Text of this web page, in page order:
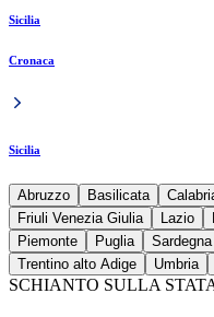
Sicilia
Cronaca
Sicilia
Abruzzo Basilicata
Friuli Venezia Giulia
Lazio
Piemonte
Puglia Sardegna
Trentino alto Adige
Umbria
SCHIANTO SULLA